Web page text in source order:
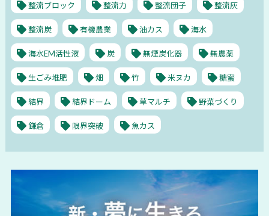
整流ブロック 整流力 整流団子 整流灰
整流炭 有機農業 油カス 海水
海水EM活性液 炭 無煙炭化器 無農薬
生ごみ堆肥 畑 竹 米ヌカ 糖蜜
結界 結界ドーム 草マルチ 野菜づくり
鎌倉 限界突破 魚カス